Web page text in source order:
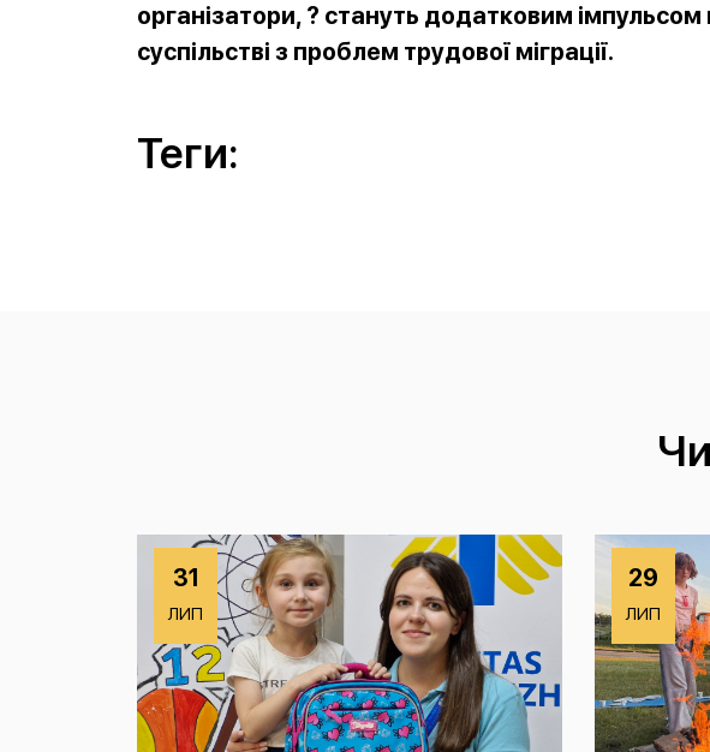
організатори, ? стануть додатковим імпульсом
суспільстві з проблем трудової міграції.
Теги:
31
ЛИП
29
ЛИП